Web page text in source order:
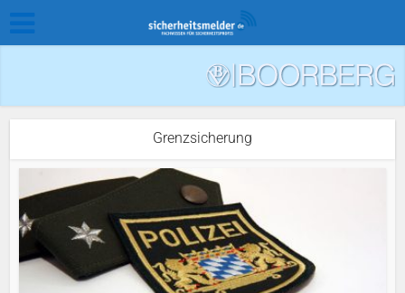
Grenzsicherung